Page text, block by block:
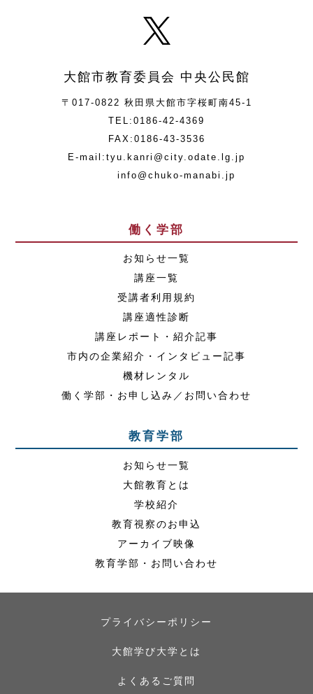
大館市教育委員会 中央公民館
〒017-0822 秋田県大館市字桜町南45-1
TEL:0186-42-4369
FAX:0186-43-3536
E-mail:tyu.kanri@city.odate.lg.jp
info@chuko-manabi.jp
働く学部
お知らせ一覧
講座一覧
受講者利用規約
講座適性診断
講座レポート・紹介記事
市内の企業紹介・インタビュー記事
機材レンタル
働く学部・お申し込み／お問い合わせ
教育学部
お知らせ一覧
大館教育とは
学校紹介
教育視察のお申込
アーカイブ映像
教育学部・お問い合わせ
プライバシーポリシー
大館学び大学とは
よくあるご質問